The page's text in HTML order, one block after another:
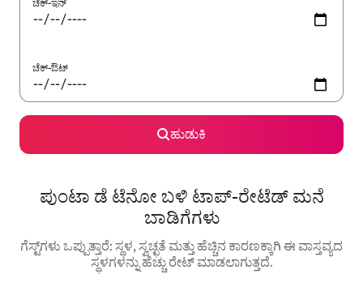
ಚೆಕ್-ಇನ್
ಚೆಕ್-ಔಟ್
ಹುಡುಕಿ
ಪುಂಟಾ ಡೆ ಟೆನೋ ಬಳಿ ಟಾಪ್-ರೇಟೆಡ್ ಮನೆ
ಬಾಡಿಗೆಗಳು
ಗೆಸ್ಟ್‌ಗಳು ಒಪ್ಪುತ್ತಾರೆ: ಸ್ಥಳ, ಸ್ವಚ್ಛತೆ ಮತ್ತು ಹೆಚ್ಚಿನ ಕಾರಣಕ್ಕಾಗಿ ಈ ವಾಸ್ತವ್ಯದ
ಸ್ಥಳಗಳನ್ನು ಹೆಚ್ಚು ರೇಟ್ ಮಾಡಲಾಗುತ್ತದೆ.